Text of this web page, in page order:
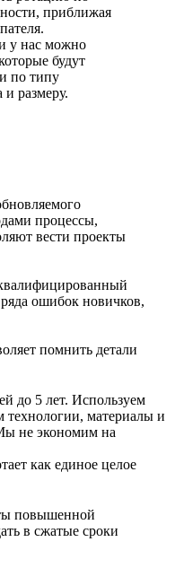
приближая
у нас можно
будут
по типу
и размеру.
процессы,
вести проекты
ошибок новичков,
помнить детали
до 5 лет. Используем
технологии, материалы и
не экономим на
как единое целое
повышенной
в сжатые сроки